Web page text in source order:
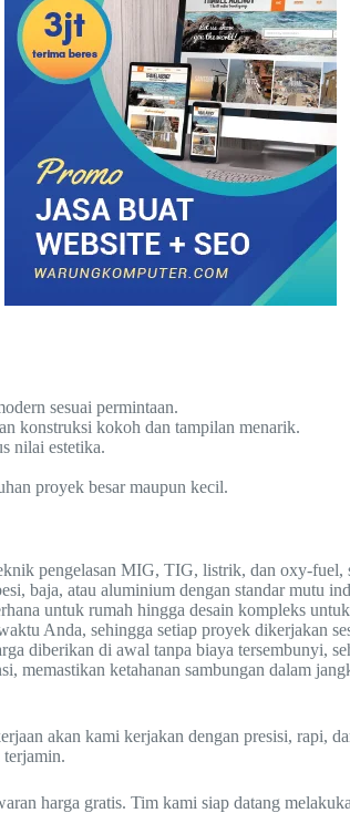
sesuai permintaan.
konstruksi kokoh dan tampilan menarik.
nilai estetika.
proyek besar maupun kecil.
pengelasan MIG, TIG, listrik, dan oxy-fuel,
baja, atau aluminium dengan standar mutu
untuk rumah hingga desain kompleks
Anda, sehingga setiap proyek dikerjakan
diberikan di awal tanpa biaya tersembunyi,
memastikan ketahanan sambungan dalam
akan kami kerjakan dengan presisi, rapi,
terjamin.
harga gratis. Tim kami siap datang